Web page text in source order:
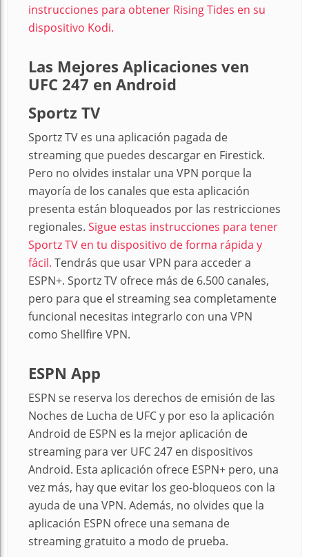
instrucciones para obtener Rising Tides en su
dispositivo Kodi.
Las Mejores Aplicaciones ven
UFC 247 en Android
Sportz TV
Sportz TV es una aplicación pagada de
streaming que puedes descargar en Firestick.
Pero no olvides instalar una VPN porque la
mayoría de los canales que esta aplicación
presenta están bloqueados por las restricciones
regionales. Sigue estas instrucciones para tener
Sportz TV en tu dispositivo de forma rápida y
fácil. Tendrás que usar VPN para acceder a
ESPN+. Sportz TV ofrece más de 6.500 canales,
pero para que el streaming sea completamente
funcional necesitas integrarlo con una VPN
como Shellfire VPN.
ESPN App
ESPN se reserva los derechos de emisión de las
Noches de Lucha de UFC y por eso la aplicación
Android de ESPN es la mejor aplicación de
streaming para ver UFC 247 en dispositivos
Android. Esta aplicación ofrece ESPN+ pero, una
vez más, hay que evitar los geo-bloqueos con la
ayuda de una VPN. Además, no olvides que la
aplicación ESPN ofrece una semana de
streaming gratuito a modo de prueba.